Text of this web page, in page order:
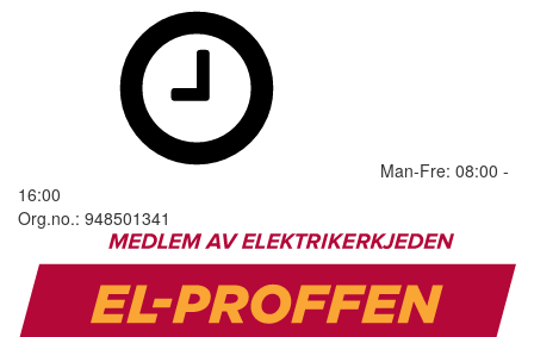
Man-Fre: 08:00 -
16:00
Org.no.: 948501341